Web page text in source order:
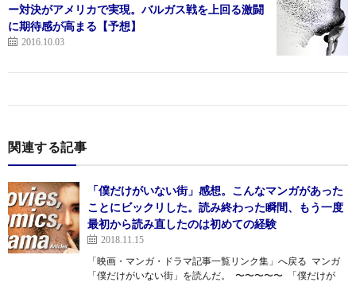
ー対決がアメリカで実現。バルガス戦を上回る激闘
に期待感が高まる【予想】
2016.10.03
関連する記事
「僕だけがいない街」感想。こんなマンガがあった
ことにビックリした。読み終わった瞬間、もう一度
最初から読み直したのは初めての経験
2018.11.15
「映画・マンガ・ドラマ記事一覧リンク集」へ戻る マンガ
「僕だけがいない街」を読んだ。 〜〜〜〜〜 「僕だけが